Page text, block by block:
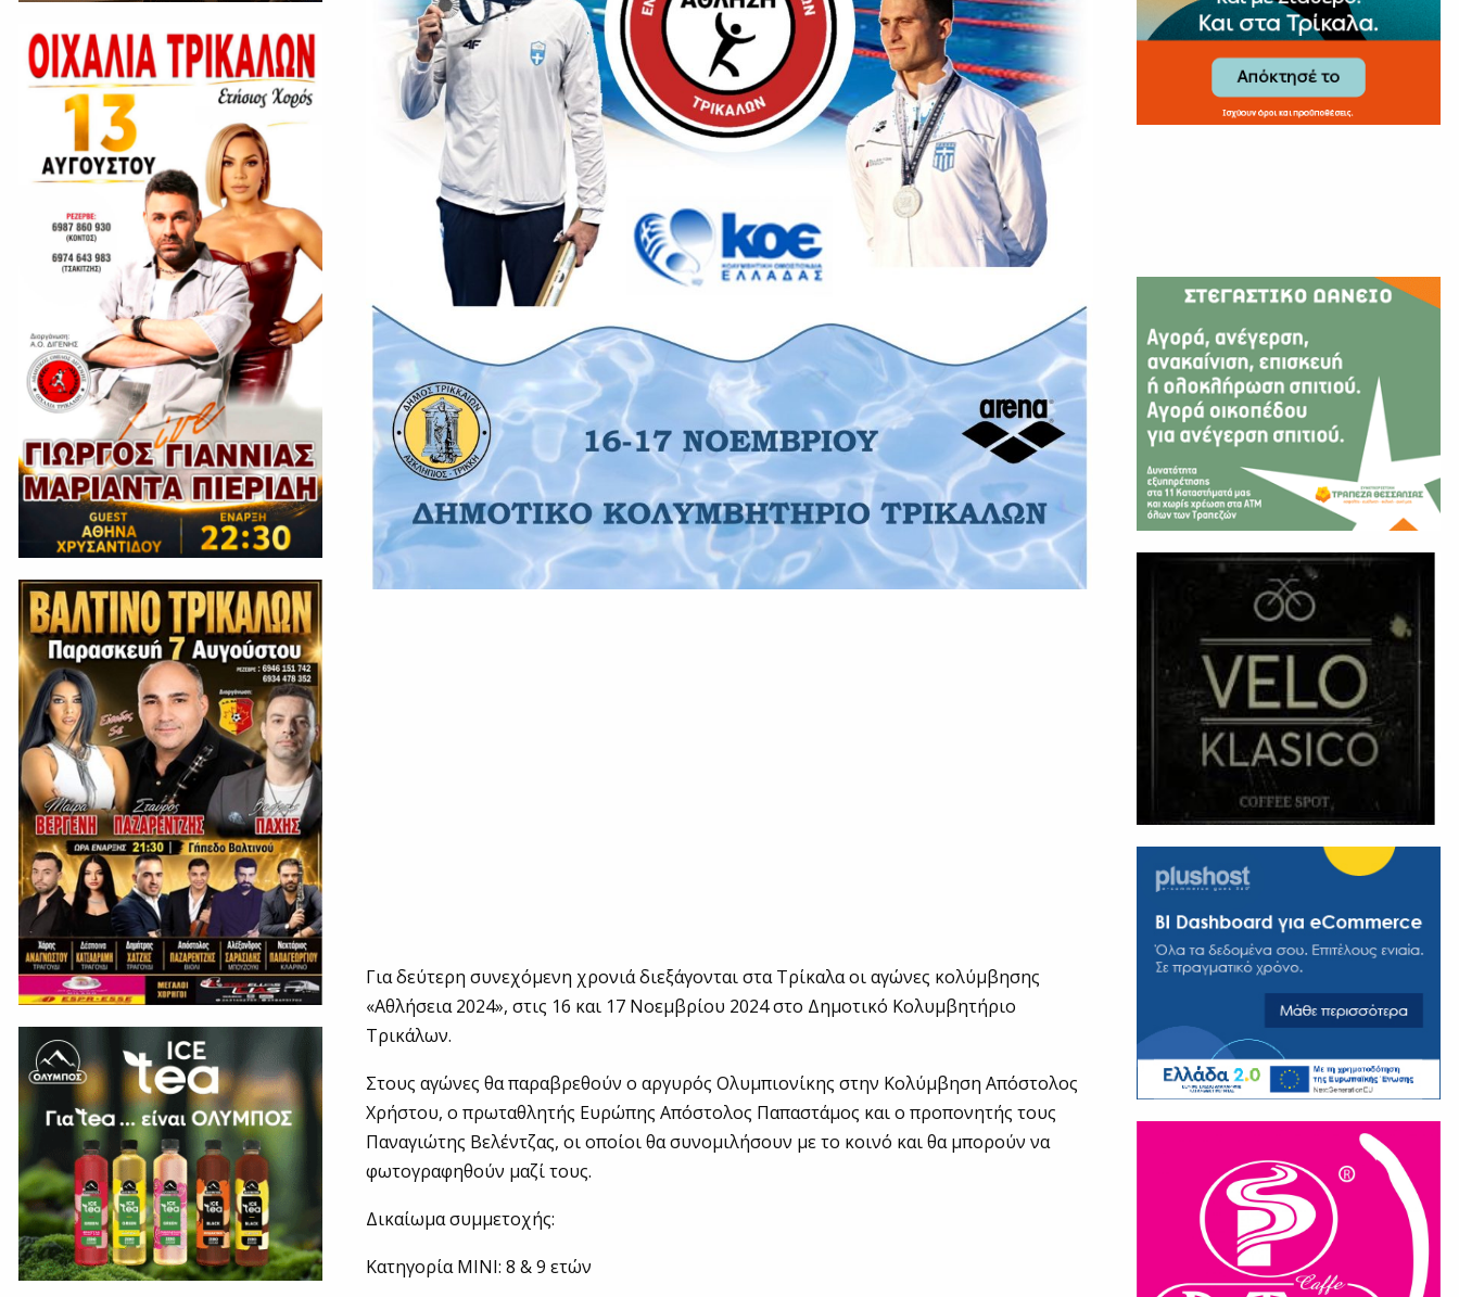
Για δεύτερη συνεχόμενη χρονιά διεξάγονται στα Τρίκαλα οι αγώνες κολύμβησης
«Αθλήσεια 2024», στις 16 και 17 Νοεμβρίου 2024 στο Δημοτικό Κολυμβητήριο
Τρικάλων.
Στους αγώνες θα παραβρεθούν ο αργυρός Ολυμπιονίκης στην Κολύμβηση Απόστολος
Χρήστου, ο πρωταθλητής Ευρώπης Απόστολος Παπαστάμος και ο προπονητής τους
Παναγιώτης Βελέντζας, οι οποίοι θα συνομιλήσουν με το κοινό και θα μπορούν να
φωτογραφηθούν μαζί τους.
Δικαίωμα συμμετοχής:
Κατηγορία MINI: 8 & 9 ετών